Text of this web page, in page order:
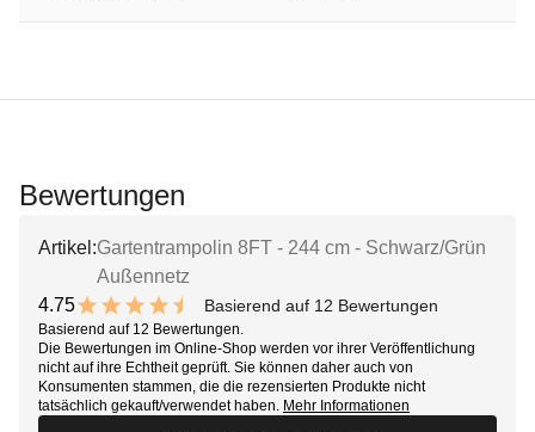
Bewertungen
Artikel:Gartentrampolin 8FT - 244 cm - Schwarz/Grün
Außennetz
4.75
9.5 out of 10 stars
Basierend auf 12 Bewertungen
Basierend auf 12 Bewertungen.
Die Bewertungen im Online-Shop werden vor ihrer Veröffentlichung
nicht auf ihre Echtheit geprüft. Sie können daher auch von
Konsumenten stammen, die die rezensierten Produkte nicht
tatsächlich gekauft/verwendet haben. Mehr Informationen